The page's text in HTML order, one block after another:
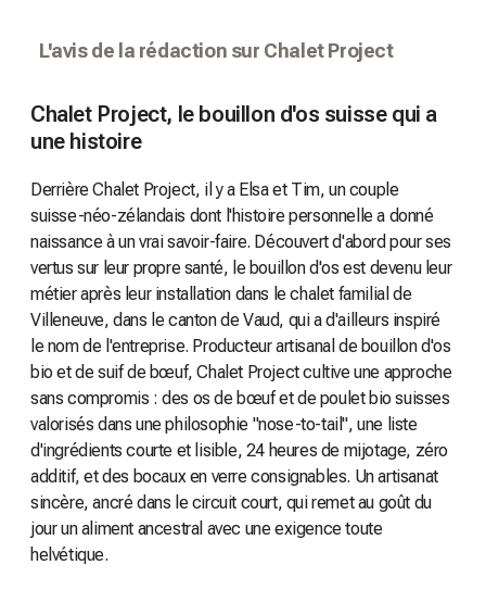
L'avis de la rédaction sur Chalet Project
Chalet Project, le bouillon d'os suisse qui a
une histoire
Derrière Chalet Project, il y a Elsa et Tim, un couple
suisse-néo-zélandais dont l'histoire personnelle a donné
naissance à un vrai savoir-faire. Découvert d'abord pour ses
vertus sur leur propre santé, le bouillon d'os est devenu leur
métier après leur installation dans le chalet familial de
Villeneuve, dans le canton de Vaud, qui a d'ailleurs inspiré
le nom de l'entreprise. Producteur artisanal de bouillon d'os
bio et de suif de bœuf, Chalet Project cultive une approche
sans compromis : des os de bœuf et de poulet bio suisses
valorisés dans une philosophie "nose-to-tail", une liste
d'ingrédients courte et lisible, 24 heures de mijotage, zéro
additif, et des bocaux en verre consignables. Un artisanat
sincère, ancré dans le circuit court, qui remet au goût du
jour un aliment ancestral avec une exigence toute
helvétique.